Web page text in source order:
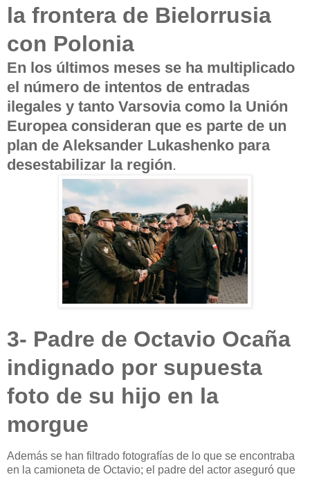
la frontera de Bielorrusia
con Polonia
En los últimos meses se ha multiplicado
el número de intentos de entradas
ilegales y tanto Varsovia como la Unión
Europea consideran que es parte de un
plan de Aleksander Lukashenko para
desestabilizar la región.
3- Padre de Octavio Ocaña
indignado por supuesta
foto de su hijo en la
morgue
Además se han filtrado fotografías de lo que se encontraba
en la camioneta de Octavio; el padre del actor aseguró que